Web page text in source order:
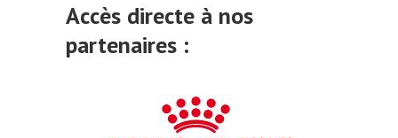
Accès directe à nos
partenaires :